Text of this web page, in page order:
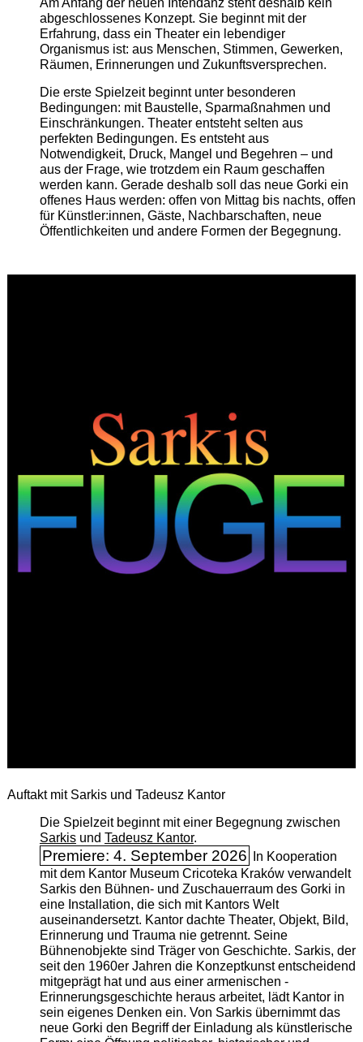
abgeschlossenes Konzept. Sie beginnt mit der
Erfahrung, dass ein Theater ein lebendiger
Organismus ist: aus Menschen, Stimmen, Gewerken,
Räumen, Erinnerungen und Zukunftsversprechen.
Die erste Spielzeit beginnt unter besonderen
Bedingungen: mit Baustelle, Sparmaßnahmen und
Einschränkungen. Theater entsteht selten aus
perfekten Bedingungen. Es entsteht aus
Notwendigkeit, Druck, Mangel und Begehren – und
aus der Frage, wie trotzdem ein Raum geschaffen
werden kann. Gerade deshalb soll das neue Gorki ein
offenes Haus werden: offen von Mittag bis nachts, offen
für Künstler:innen, Gäste, Nachbarschaften, neue
Öffentlichkeiten und andere Formen der Begegnung.
Auftakt mit Sarkis und Tadeusz Kantor
Die Spielzeit beginnt mit einer Begegnung zwischen
Sarkisund Tadeusz Kantor.
Premiere: 4. September 2026
In Kooperation
mit dem Kantor Museum Cricoteka Kraków verwandelt
Sarkis den Bühnen- und Zuschauerraum des Gorki in
eine Installation, die sich mit Kantors Welt
auseinandersetzt. Kantor dachte Theater, Objekt, Bild,
Erinnerung und Trauma nie getrennt. Seine
Bühnenobjekte sind Träger von Geschichte. Sarkis, der
seit den 1960er Jahren die Konzeptkunst entscheidend
mitgeprägt hat und aus einer armenischen ­
Erinnerungsgeschichte heraus arbeitet, lädt Kantor in
sein eigenes Denken ein. Von Sarkis übernimmt das
neue Gorki den Begriff der Einladung als künstlerische